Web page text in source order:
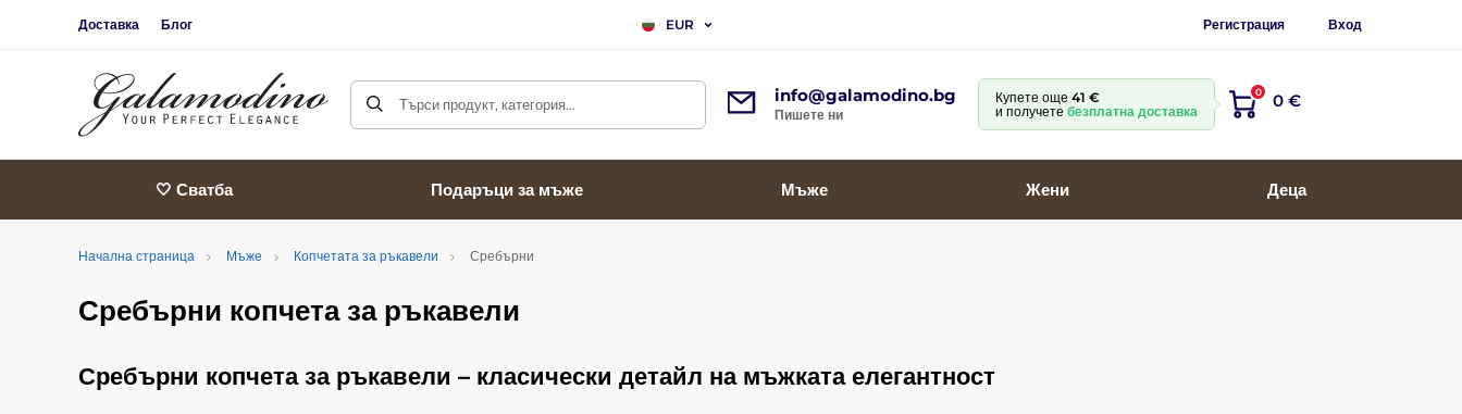
Доставка Блог EUR Регистрация Вход
Търси продукт, категория... info@galamodino.bg
Пишете ни
Купете още 41 €
и получете безплатна доставка
0 0 €
🤍 Сватба Подаръци за мъже Мъже Жени Деца
Начална страница Мъже Копчетата за ръкавели Сребърни
Сребърни копчета за ръкавели
Сребърни копчета за ръкавели – класически детайл на мъжката елегантност